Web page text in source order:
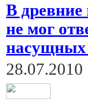
В древние
не мог
28.07.2010